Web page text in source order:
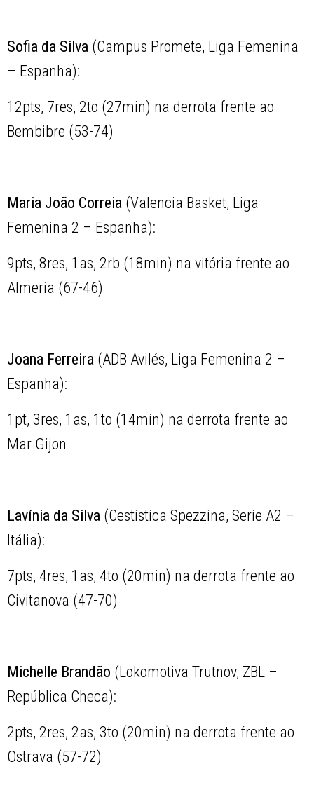
Sofia da Silva (Campus Promete, Liga Femenina
– Espanha):
12pts, 7res, 2to (27min) na derrota frente ao
Bembibre (53-74)
Maria João Correia (Valencia Basket, Liga
Femenina 2 – Espanha):
9pts, 8res, 1as, 2rb (18min) na vitória frente ao
Almeria (67-46)
Joana Ferreira (ADB Avilés, Liga Femenina 2 –
Espanha):
1pt, 3res, 1as, 1to (14min) na derrota frente ao
Mar Gijon
Lavínia da Silva (Cestistica Spezzina, Serie A2 –
Itália):
7pts, 4res, 1as, 4to (20min) na derrota frente ao
Civitanova (47-70)
Michelle Brandão (Lokomotiva Trutnov, ZBL –
República Checa):
2pts, 2res, 2as, 3to (20min) na derrota frente ao
Ostrava (57-72)